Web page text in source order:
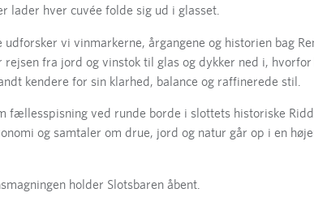
lader hver cuvée folde sig ud i glasset.
vi vinmarkerne, årgangene og historien bag
rejsen fra jord og vinstok til glas og dykker ned i, hvorfor
kendere for sin klarhed, balance og raffinerede stil.
fællesspisning ved runde borde i slottets historiske
og samtaler om drue, jord og natur går op i en
holder Slotsbaren åbent.